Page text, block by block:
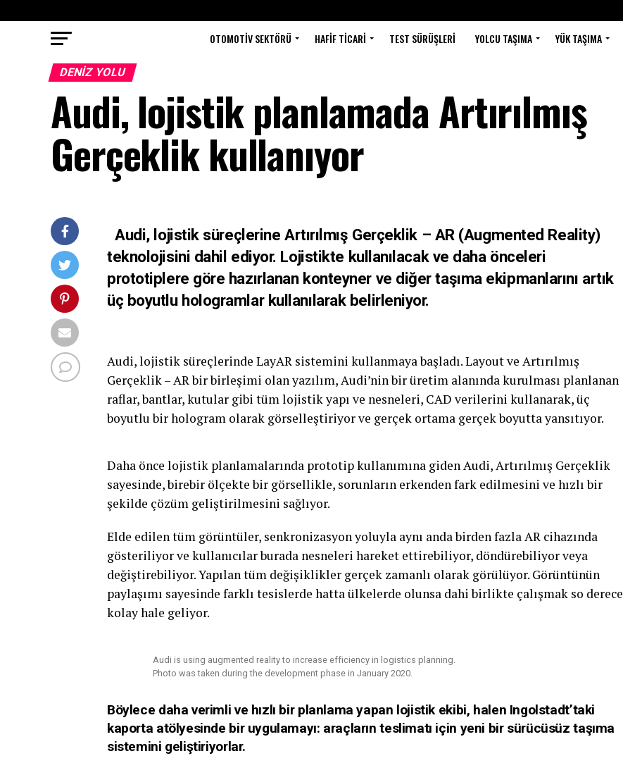
OTOMOTIV SEKTÖRÜ HAFIF TICARI TEST SÜRÜŞLERI YOLCU TAŞIMA YÜK TAŞIMA
DENIZ YOLU
Audi, lojistik planlamada Artırılmış
Gerçeklik kullanıyor
Audi, lojistik süreçlerine Artırılmış Gerçeklik – AR (Augmented Reality)
teknolojisini dahil ediyor. Lojistikte kullanılacak ve daha önceleri
prototiplere göre hazırlanan konteyner ve diğer taşıma ekipmanlarını artık
üç boyutlu hologramlar kullanılarak belirleniyor.
Audi, lojistik süreçlerinde LayAR sistemini kullanmaya başladı. Layout ve Artırılmış
Gerçeklik – AR bir birleşimi olan yazılım, Audi’nin bir üretim alanında kurulması planlanan
raflar, bantlar, kutular gibi tüm lojistik yapı ve nesneleri, CAD verilerini kullanarak, üç
boyutlu bir hologram olarak görselleştiriyor ve gerçek ortama gerçek boyutta yansıtıyor.
Daha önce lojistik planlamalarında prototip kullanımına giden Audi, Artırılmış Gerçeklik
sayesinde, birebir ölçekte bir görsellikle, sorunların erkenden fark edilmesini ve hızlı bir
şekilde çözüm geliştirilmesini sağlıyor.
Elde edilen tüm görüntüler, senkronizasyon yoluyla aynı anda birden fazla AR cihazında
gösteriliyor ve kullanıcılar burada nesneleri hareket ettirebiliyor, döndürebiliyor veya
değiştirebiliyor. Yapılan tüm değişiklikler gerçek zamanlı olarak görülüyor. Görüntünün
paylaşımı sayesinde farklı tesislerde hatta ülkelerde olunsa dahi birlikte çalışmak so derece
kolay hale geliyor.
Audi is using augmented reality to increase efficiency in logistics planning.
Photo was taken during the development phase in January 2020.
Böylece daha verimli ve hızlı bir planlama yapan lojistik ekibi, halen Ingolstadt’taki
kaporta atölyesinde bir uygulamayı: araçların teslimatı için yeni bir sürücüsüz taşıma
sistemini geliştiriyorlar.